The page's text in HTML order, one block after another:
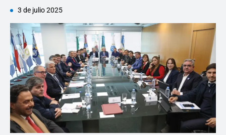
3 de julio 2025